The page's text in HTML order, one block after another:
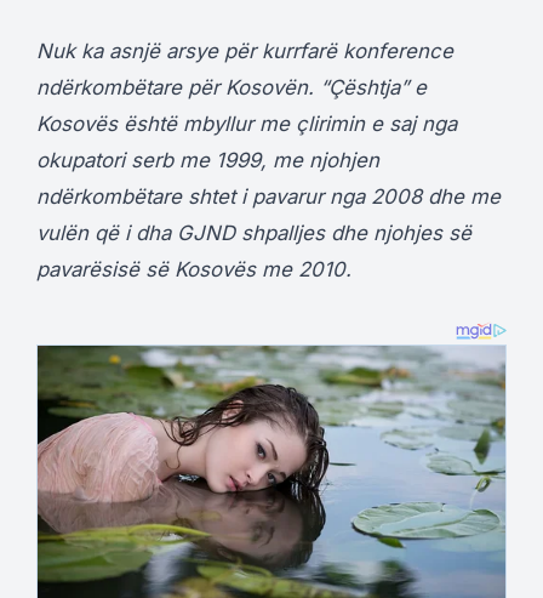
Nuk ka asnjë arsye për kurrfarë konference
ndërkombëtare për Kosovën. “Çështja” e
Kosovës është mbyllur me çlirimin e saj nga
okupatori serb me 1999, me njohjen
ndërkombëtare shtet i pavarur nga 2008 dhe me
vulën që i dha GJND shpalljes dhe njohjes së
pavarësisë së Kosovës me 2010.